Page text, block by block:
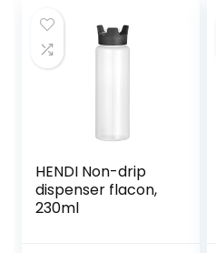
HENDI Non-drip
dispenser flacon,
230ml